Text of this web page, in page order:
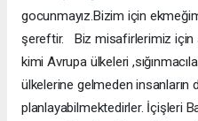
gocunmayız.Bizim için
şereftir. Biz misafirlerimiz için
kimi Avrupa ülkeleri
ülkelerine gelmeden insanların
planlayabilmektedirler. İçişleri